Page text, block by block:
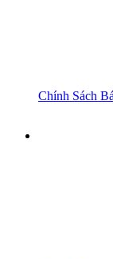
Chính Sách